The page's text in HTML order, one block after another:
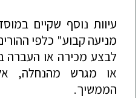
עיוות נוסף שקיים
מניעה קבוע" כלפי
לבצע מכירה או העברה
או מגרש מהנחלה,
הממשיך.